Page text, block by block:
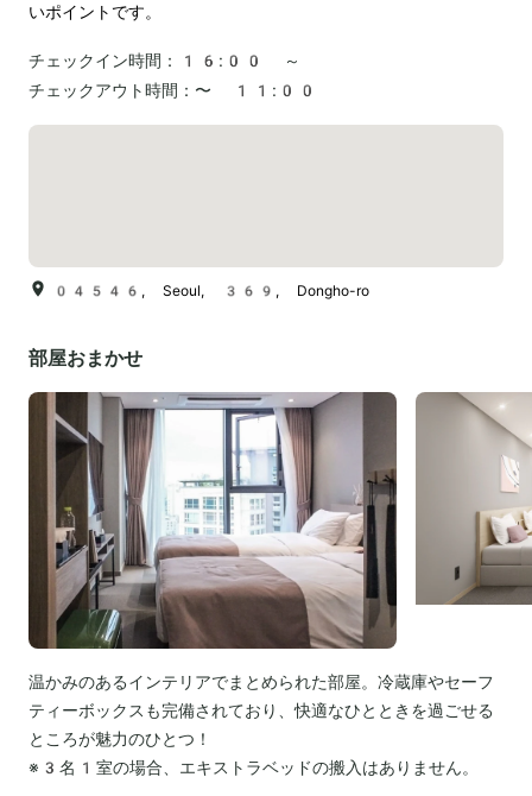
いポイントです。
チェックイン時間：
16:00 ～
チェックアウト時間： 〜 11:00
04546, Seoul, 369, Dongho-ro
部屋おまかせ
温かみのあるインテリアでまとめられた部屋。冷蔵庫やセーフ
ティーボックスも完備されており、快適なひとときを過ごせる
ところが魅力のひとつ！
※3名1室の場合、エキストラベッドの搬入はありません。